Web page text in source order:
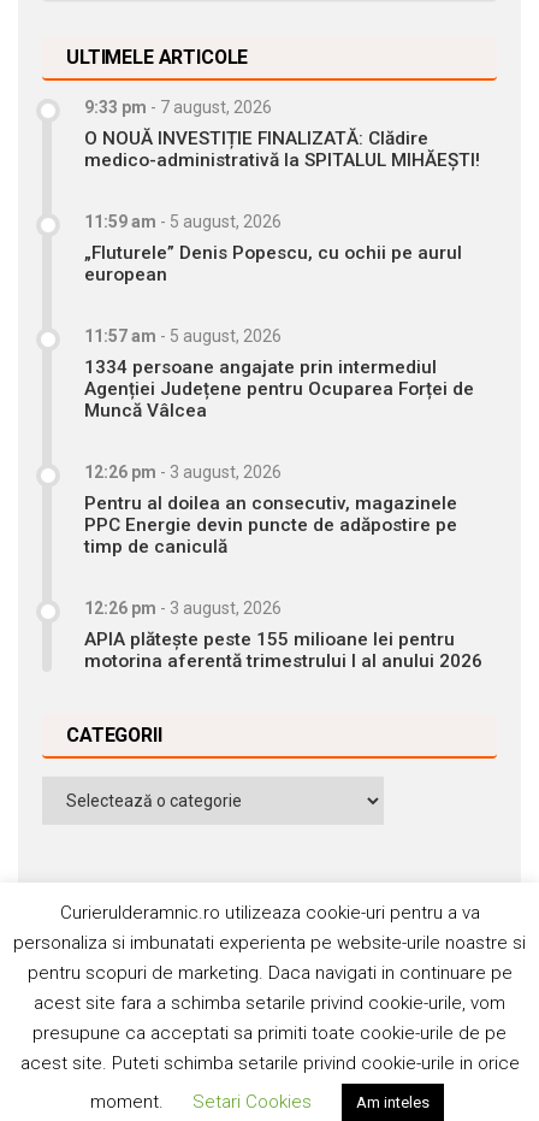
ULTIMELE ARTICOLE
9:33 pm - 7 august, 2026
O NOUĂ INVESTIȚIE FINALIZATĂ: Clădire
medico-administrativă la SPITALUL MIHĂEȘTI!
11:59 am - 5 august, 2026
„Fluturele” Denis Popescu, cu ochii pe aurul
european
11:57 am - 5 august, 2026
1334 persoane angajate prin intermediul
Agenției Județene pentru Ocuparea Forței de
Muncă Vâlcea
12:26 pm - 3 august, 2026
Pentru al doilea an consecutiv, magazinele
PPC Energie devin puncte de adăpostire pe
timp de caniculă
12:26 pm - 3 august, 2026
APIA plătește peste 155 milioane lei pentru
motorina aferentă trimestrului I al anului 2026
CATEGORII
Categorii
©2006-2020 Silviu Popescu. Toate drepturile rezervate. ISSN:
1842-4589
Curierulderamnic.ro utilizeaza cookie-uri pentru a va
personaliza si imbunatati experienta pe website-urile noastre si
pentru scopuri de marketing. Daca navigati in continuare pe
acest site fara a schimba setarile privind cookie-urile, vom
presupune ca acceptati sa primiti toate cookie-urile de pe
acest site. Puteti schimba setarile privind cookie-urile in orice
moment.
Setari Cookies Am inteles